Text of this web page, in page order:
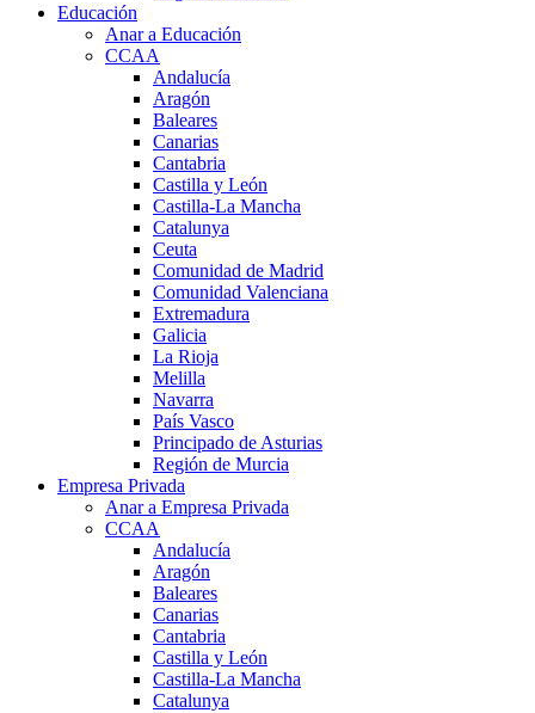
Educación
Anar a Educación
CCAA
Andalucía
Aragón
Baleares
Canarias
Cantabria
Castilla y León
Castilla-La Mancha
Catalunya
Ceuta
Comunidad de Madrid
Comunidad Valenciana
Extremadura
Galicia
La Rioja
Melilla
Navarra
País Vasco
Principado de Asturias
Región de Murcia
Empresa Privada
Anar a Empresa Privada
CCAA
Andalucía
Aragón
Baleares
Canarias
Cantabria
Castilla y León
Castilla-La Mancha
Catalunya